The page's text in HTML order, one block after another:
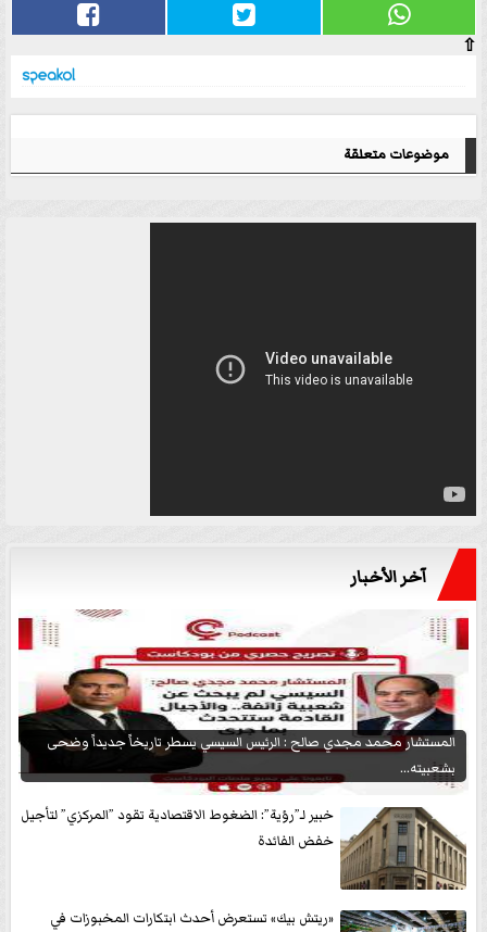
⇧
موضوعات متعلقة
آخر الأخبار
المستشار محمد مجدي صالح : الرئيس السيسي يسطر تاريخاً جديداً وضحى
بشعبيته...
خبير لـ”رؤية”: الضغوط الاقتصادية تقود ”المركزي” لتأجيل
خفض الفائدة
«ريتش بيك» تستعرض أحدث ابتكارات المخبوزات في